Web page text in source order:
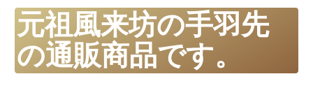
元祖風来坊の手羽先
の通販商品です。